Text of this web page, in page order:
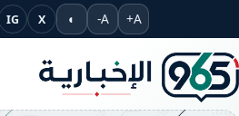
تجاوز إلى المحتوىA+
A-
◐
X
IG